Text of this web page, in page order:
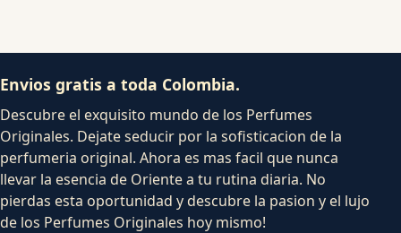
Envios gratis a toda Colombia.
Descubre el exquisito mundo de los Perfumes
Originales. Dejate seducir por la sofisticacion de la
perfumeria original. Ahora es mas facil que nunca
llevar la esencia de Oriente a tu rutina diaria. No
pierdas esta oportunidad y descubre la pasion y el lujo
de los Perfumes Originales hoy mismo!